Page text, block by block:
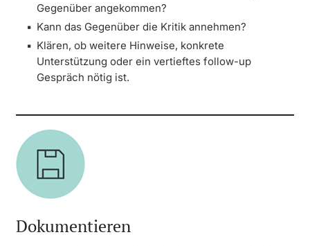
Gegenüber angekommen?
Kann das Gegenüber die Kritik annehmen?
Klären, ob weitere Hinweise, konkrete
Unterstützung oder ein vertieftes follow-up
Gespräch nötig ist.
Dokumentieren